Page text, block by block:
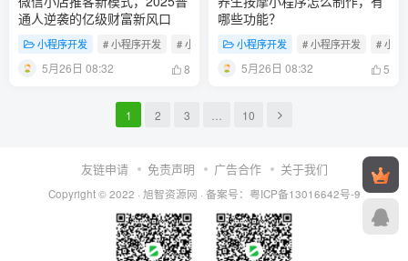
通人逆袭的亿级财富新风口
小程序开发 # 小程序开发 # 小程序制作 # 门店小程序
5月26日 08:32 8
哪些功能？
小程序开发 # 小程序开发 # 小程
5月26日 08:32 5
1 2 3 10
友链申请 免责声明 广告合作 关于我们
Copyright © 2022 · 旭智资源网 · 备案号： 粤ICP备13016642号-9